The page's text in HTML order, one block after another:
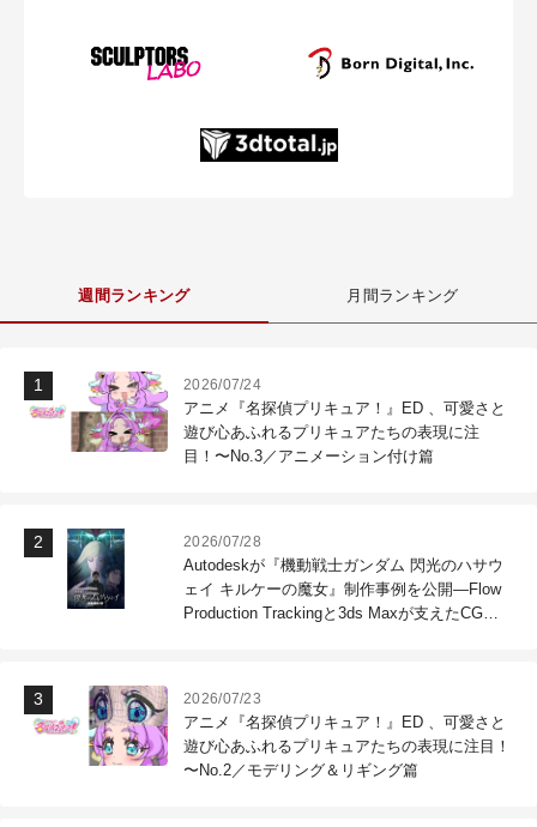
週間ランキング 月間ランキング
2026/07/24
アニメ『名探偵プリキュア！』ED 、可愛さと
遊び心あふれるプリキュアたちの表現に注
目！〜No.3／アニメーション付け篇
2026/07/28
Autodeskが『機動戦士ガンダム 閃光のハサウ
ェイ キルケーの魔女』制作事例を公開―Flow
Production Trackingと3ds Maxが支えたCG制
2026/07/23
アニメ『名探偵プリキュア！』ED 、可愛さと
遊び心あふれるプリキュアたちの表現に注目！
〜No.2／モデリング＆リギング篇